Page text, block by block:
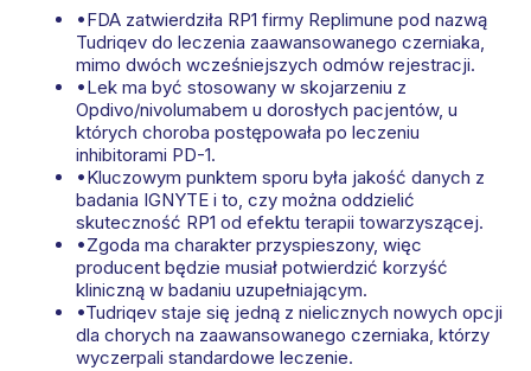
•FDA zatwierdziła RP1 firmy Replimune pod nazwą
Tudriqev do leczenia zaawansowanego czerniaka,
mimo dwóch wcześniejszych odmów rejestracji.
•Lek ma być stosowany w skojarzeniu z
Opdivo/nivolumabem u dorosłych pacjentów, u
których choroba postępowała po leczeniu
inhibitorami PD-1.
•Kluczowym punktem sporu była jakość danych z
badania IGNYTE i to, czy można oddzielić
skuteczność RP1 od efektu terapii towarzyszącej.
•Zgoda ma charakter przyspieszony, więc
producent będzie musiał potwierdzić korzyść
kliniczną w badaniu uzupełniającym.
•Tudriqev staje się jedną z nielicznych nowych opcji
dla chorych na zaawansowanego czerniaka, którzy
wyczerpali standardowe leczenie.